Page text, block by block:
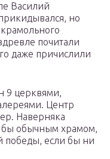
Василий
но
почитали
даже причислили
9 церквями,
Центр
Наверняка
бы обычным храмом,
победы, если бы ни